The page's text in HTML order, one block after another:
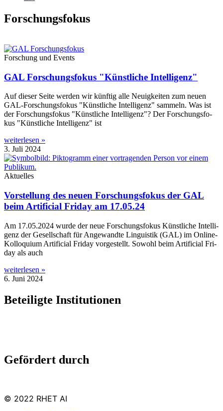
Forschungsfokus
Forschung und Events
GAL Forschungsfokus "Künstliche Intelligenz"
Auf die­ser Sei­te wer­den wir künf­tig alle Neu­ig­kei­ten zum neu­en
GAL-For­­schungs­­­fo­­kus "Künst­li­che Intel­li­genz" sam­meln. Was ist
der For­schungs­fo­kus "Künst­li­che Intel­li­genz"? Der For­schungs­fo­
kus "Künst­li­che Intel­li­genz" ist
weiterlesen »
3. Juli 2024
Aktuelles
Vorstellung des neuen Forschungsfokus der GAL
beim Artificial Friday am 17.05.24
Am 17.05.2024 wur­de der neue For­schungs­fo­kus Künst­li­che Intel­li­
genz der Gesell­schaft für Ange­wand­te Lin­gu­is­tik (GAL) im Online-
Kol­­lo­­qui­um Arti­fi­ci­al Fri­day vor­ge­stellt. Sowohl beim Arti­fi­ci­al Fri­
day als auch
weiterlesen »
6. Juni 2024
Beteiligte Institutionen
Gefördert durch
© 2022 RHET AI